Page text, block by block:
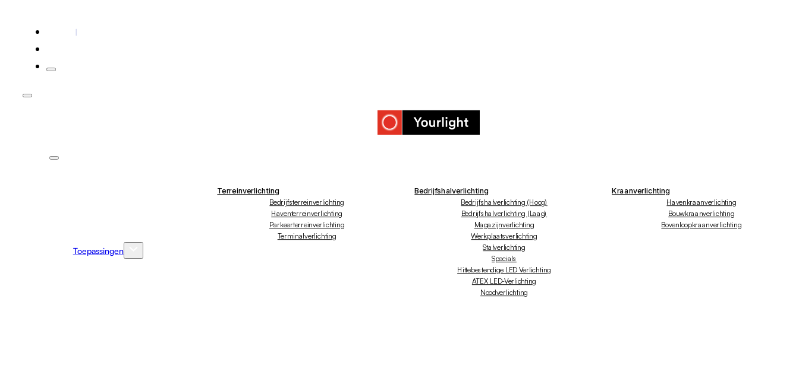
Toepassingen
Terreinverlichting
Bedrijfsterreinverlichting
Haventerreinverlichting
Parkeerterreinverlichting
Terminalverlichting
Bedrijfshalverlichting
Bedrijfshalverlichting (hoog)
Bedrijfshalverlichting (laag)
Magazijnverlichting
Werkplaatsverlichting
Stalverlichting
Specials
Hittebestendige LED Verlichting
ATEX LED-Verlichting
Noodverlichting
Kraanverlichting
Havenkraanverlichting
Bouwkraanverlichting
Bovenloopkraanverlichting